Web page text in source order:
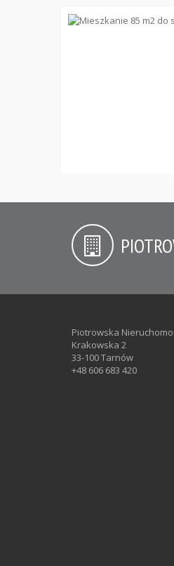
Piotrowska
Krakowska 2
33-100 Tarnów
+48 606 683 420